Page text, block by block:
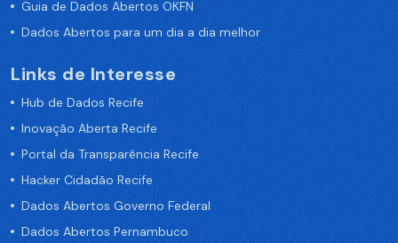
Guia de Dados Abertos OKFN
Dados Abertos para um dia a dia melhor
Links de Interesse
Hub de Dados Recife
Inovação Aberta Recife
Portal da Transparência Recife
Hacker Cidadão Recife
Dados Abertos Governo Federal
Dados Abertos Pernambuco